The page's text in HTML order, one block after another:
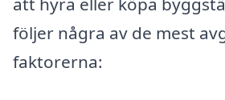
följer några av de mest
faktorerna: